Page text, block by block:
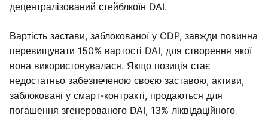
децентралізований стейблкоїн DAI.
Вартість застави, заблокованої у CDP, завжди повинна
перевищувати 150% вартості DAI, для створення якої
вона використовувалася. Якщо позиція стає
недостатньо забезпеченою своєю заставою, активи,
заблоковані у смарт-контракті, продаються для
погашення згенерованого DAI, 13% ліквідаційного